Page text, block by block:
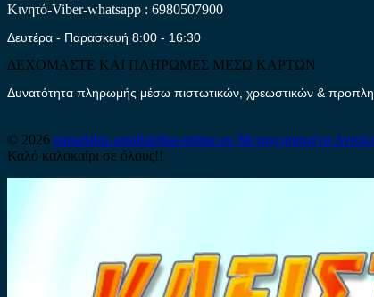
Κινητό-Viber-whatsapp : 6980507900
Δευτέρα - Παρασκευή 8:00 - 16:30
ΔΕΧΟΜΑΣΤΕ ΚΑΙ ΠΛΗΡΩΜΕΣ ΜΕΣΩ ΚΑΡΤΩΝ
Δυνατότητα πληρωμής μέσω πιστωτικών, χρεωστικών &
© 2026 papadakis.antallaktika-online.eu Μεταχειρισμένα
Καλό καλοκαίρι σε όλους!!